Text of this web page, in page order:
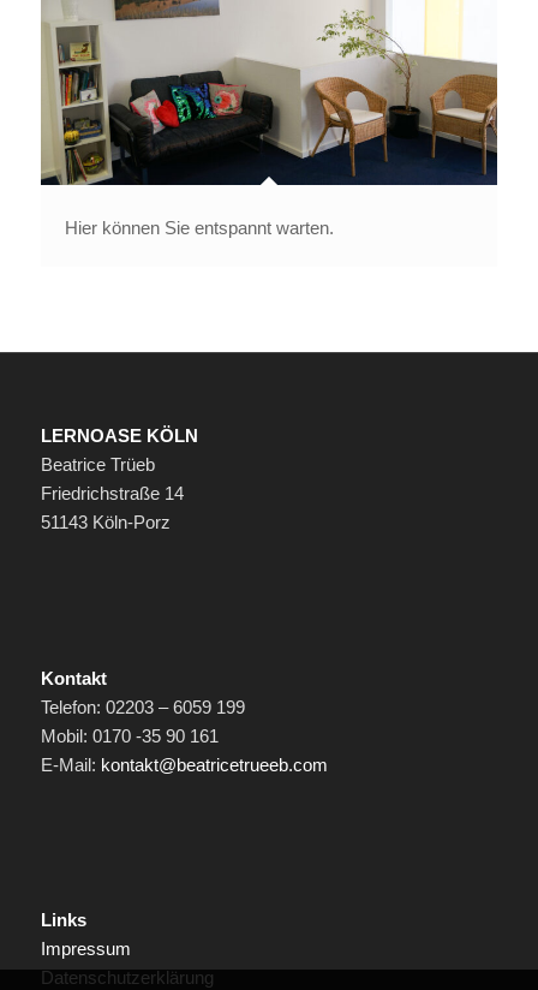
Hier können Sie entspannt warten.
LERNOASE KÖLN
Beatrice Trüeb
Friedrichstraße 14
51143 Köln-Porz
Kontakt
Telefon: 02203 – 6059 199
Mobil: 0170 -35 90 161
E-Mail: kontakt@beatricetrueeb.com
Links
Impressum
Datenschutzerklärung